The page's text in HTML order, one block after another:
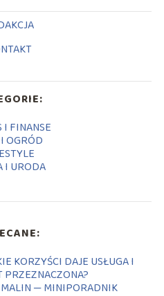
I FINANSE
OGRÓD
I URODA
KORZYŚCI DAJE USŁUGA I
PRZEZNACZONA?
— MINIPORADNIK